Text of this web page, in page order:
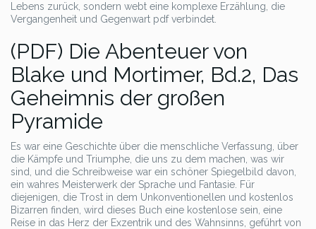
Lebens zurück, sondern webt eine komplexe Erzählung, die
Vergangenheit und Gegenwart pdf verbindet.
(PDF) Die Abenteuer von
Blake und Mortimer, Bd.2, Das
Geheimnis der großen
Pyramide
Es war eine Geschichte über die menschliche Verfassung, über
die Kämpfe und Triumphe, die uns zu dem machen, was wir
sind, und die Schreibweise war ein schöner Spiegelbild davon,
ein wahres Meisterwerk der Sprache und Fantasie. Für
diejenigen, die Trost in dem Unkonventionellen und kostenlos
Bizarren finden, wird dieses Buch eine kostenlose sein, eine
Reise in das Herz der Exzentrik und des Wahnsinns, geführt von